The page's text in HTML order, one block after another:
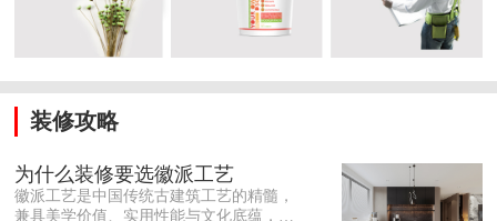
装修攻略
为什么装修要选徽派工艺
徽派工艺是中国传统古建筑工艺的精髓，
兼具美学价值、实用性能与文化底蕴，优